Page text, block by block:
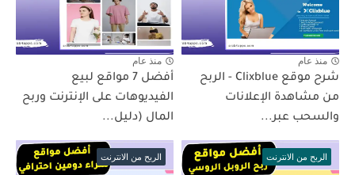
منذ عام
شرح موقع Clixblue - الربح
من مشاهدة الإعلانات
والسحب عبر...
منذ عام
أفضل 7 مواقع لبيع
الفيديوهات على الإنترنت وربح
المال (دليل...
الربح من الانترنت الربح من الانترنت